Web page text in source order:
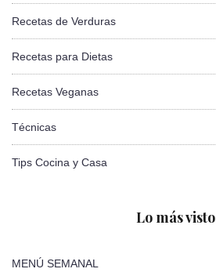
Recetas de Verduras
Recetas para Dietas
Recetas Veganas
Técnicas
Tips Cocina y Casa
Lo más visto
MENÚ SEMANAL